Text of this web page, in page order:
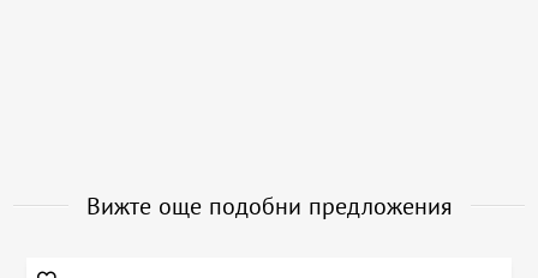
Вижте още подобни предложения